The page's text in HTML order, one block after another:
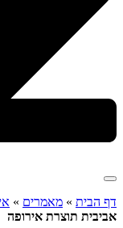
דף הבית » מאמרים »
אביבית תוצרת אירופה